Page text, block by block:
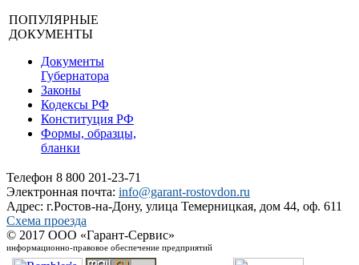
ПОПУЛЯРНЫЕ
ДОКУМЕНТЫ
Документы
Губернатора
Законы
Кодексы РФ
Конституция РФ
Формы, образцы,
бланки
Телефон 8 800 201-23-71
Электронная почта: info@garant-rostovdon.ru
Адрес: г.Ростов-на-Дону, улица Темерницкая, дом 44, оф. 611
Схема проезда
© 2017 ООО «Гарант-Сервис»
информационно-правовое обеспечение предприятий